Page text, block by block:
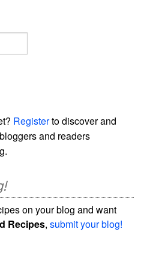
Registerto discover and
and readers
on your blog and want
Recipes,submit your blog!